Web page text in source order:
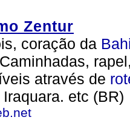
Zentur
coração da
através de
etc (BR)